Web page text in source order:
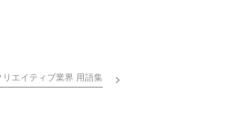
リエイティブ業界 用語集